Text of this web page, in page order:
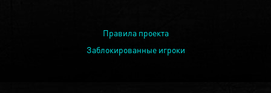
Правила проекта
Заблокированные игроки